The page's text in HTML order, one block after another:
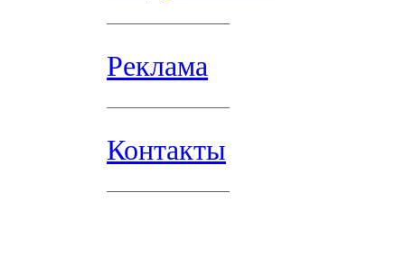
Реклама
Контакты